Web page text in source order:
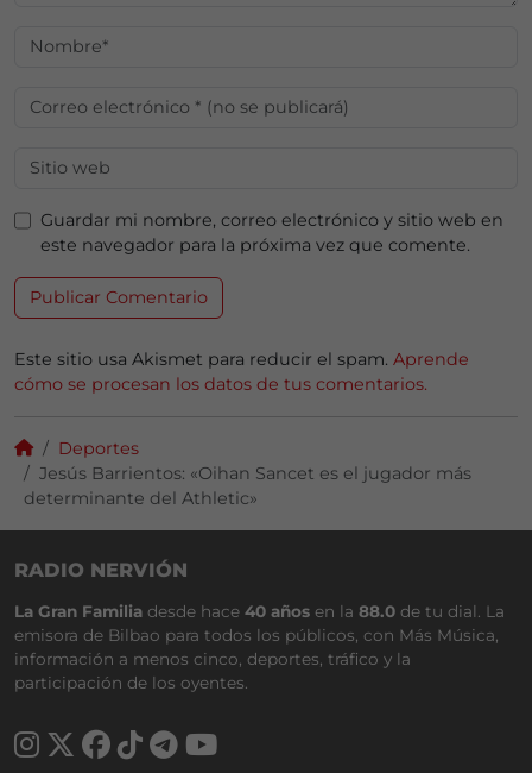
Guardar mi nombre, correo electrónico y sitio web en
este navegador para la próxima vez que comente.
Este sitio usa Akismet para reducir el spam. Aprende
cómo se procesan los datos de tus comentarios.
Deportes
Jesús Barrientos: «Oihan Sancet es el jugador más
determinante del Athletic»
RADIO NERVIÓN
La Gran Familia desde hace 40 años en la 88.0 de tu dial. La
emisora de Bilbao para todos los públicos, con Más Música,
información a menos cinco, deportes, tráfico y la
participación de los oyentes.